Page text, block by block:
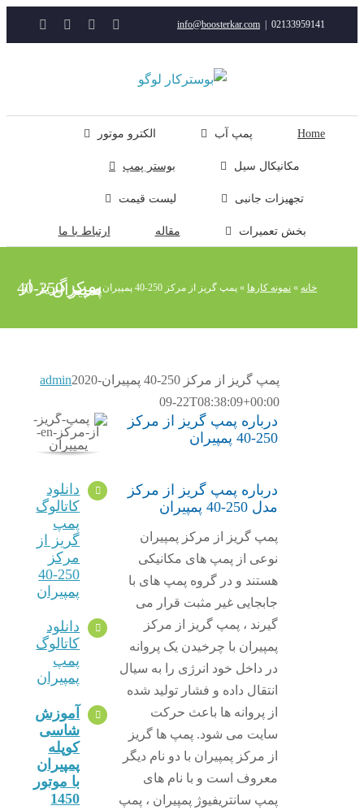
|
info@boosterkar.com
YouTube
Instagram
Rss ایمیل
الکترو موتور
مکانیکال سیل بوستر پمپ
تجهیزات جانبی لیست قیمت
بخش تعمیرات ارتباط با ما
پمپ گریز از مرکز 250-40 پمپیران نمونه کارها»پمپ گریز از مرکز 250-40 پمپیران
پمپ گریز از مرکز 250-40 پمپیران admin 2020-
09-22T08:38:09+00:00
درباره پمپ گریز از مرکز
درباره پمپ گریز از مرکز
پمپ گریز از مرکز پمپیران
نوعی از پمپ های مکانیکی
هستند و در گروه پمپ های با
جابجایی غیر مثبت قرار می
گیرند ، پمپ گریز از مرکز
پمپیران با چرخیدن یک پروانه
در داخل خود انرژی را به سیال
انتقال داده و فشار تولید شده
از پروانه ها باعث حرکت
سایت می شود. پمپ ها گریز
از مرکز پمپیران با دو نام دیگر
معروف است و با نام های
پمپ سانتریفیوژ پمپیران ، پمپ
دانلود
کاتالوگ
گریز از
دانلود
کاتالوگ
پمپیران
آموزش
شاسی
پمپیران
با موتور
1450